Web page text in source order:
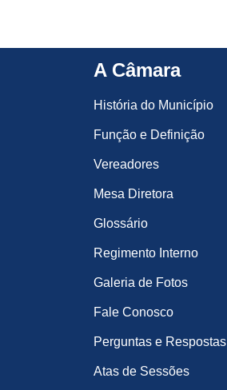
A Câmara
História do Município
Função e Definição
Vereadores
Mesa Diretora
Glossário
Regimento Interno
Galeria de Fotos
Fale Conosco
Perguntas e Respostas
Atas de Sessões